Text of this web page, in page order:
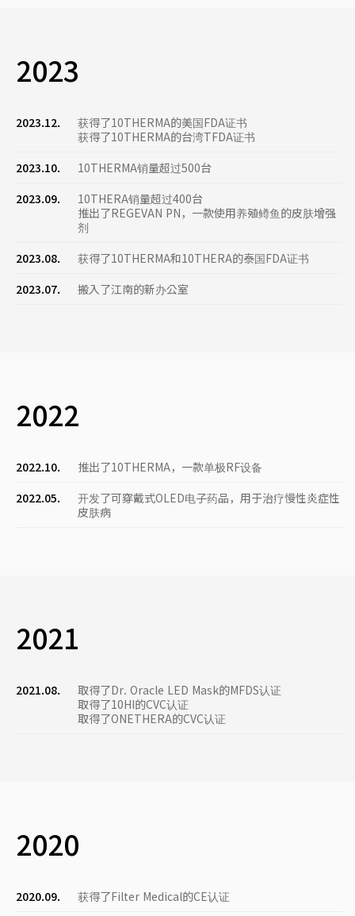
2023
2023.12.
获得了10THERMA的美国FDA证书
获得了10THERMA的台湾TFDA证书
2023.10.
10THERMA销量超过500台
2023.09.
10THERA销量超过400台
推出了REGEVAN PN，一款使用养殖鳟鱼的皮肤增强
剂
2023.08.
获得了10THERMA和10THERA的泰国FDA证书
2023.07.
搬入了江南的新办公室
2022
2022.10.
推出了10THERMA，一款单极RF设备
2022.05.
开发了可穿戴式OLED电子药品，用于治疗慢性炎症性
皮肤病
2021
2021.08.
取得了Dr. Oracle LED Mask的MFDS认证
取得了10HI的CVC认证
取得了ONETHERA的CVC认证
2020
2020.09.
获得了Filter Medical的CE认证